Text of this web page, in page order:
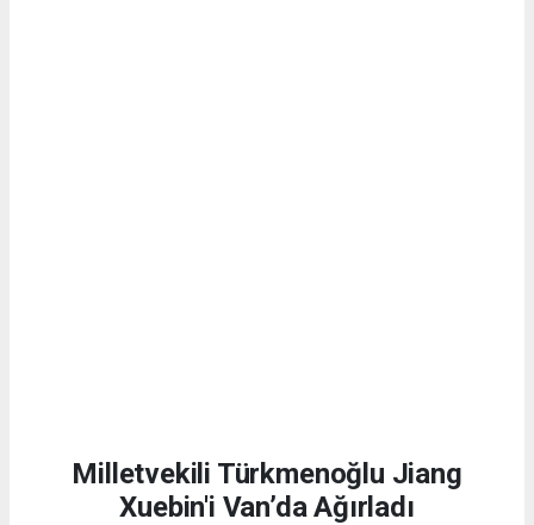
Milletvekili Türkmenoğlu Jiang
Xuebin'i Van’da Ağırladı